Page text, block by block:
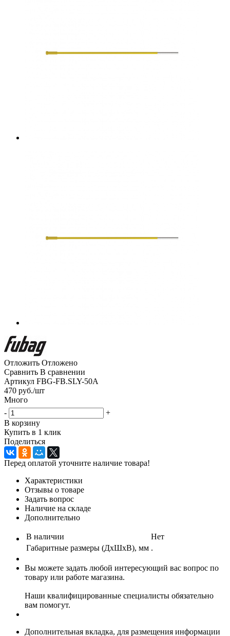
Отложить Отложено
Сравнить В сравнении
Артикул FBG-FB.SLY-50A
470 руб./шт
Много
-
+
В корзину
Купить в 1 клик
Поделиться
Перед оплатой уточните наличие товара!
Характеристики
Отзывы о товаре
Задать вопрос
Наличие на складе
Дополнительно
В наличии
Нет
Габаритные размеры (ДхШхВ), мм .
Вы можете задать любой интересующий вас вопрос по
товару или работе магазина.
Наши квалифицированные специалисты обязательно
вам помогут.
Дополнительная вкладка, для размещения информации